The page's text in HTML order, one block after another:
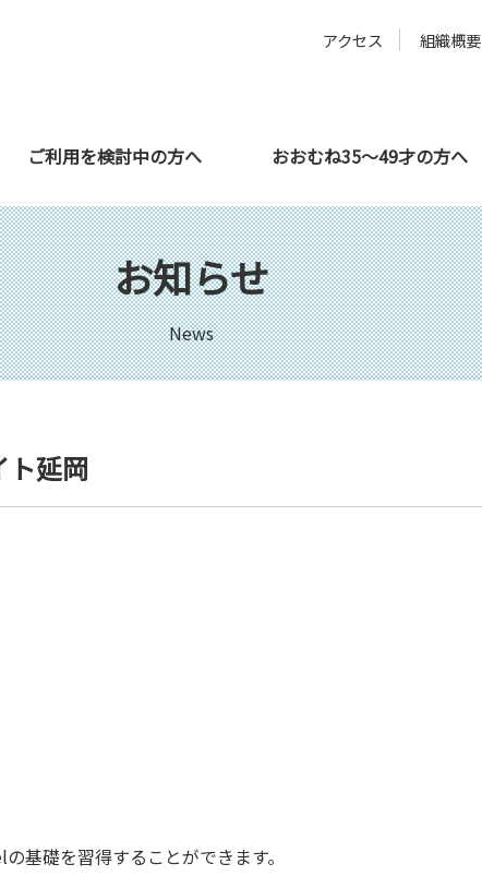
アクセス 組織概要
イト都城 サテライト延岡
ご利用を検討中の方へ
利用者さんの声
おおむね35～49才の方へ
育機関の方へ 企業の方へ
お知らせ
News
ト延岡
基礎を習得することができます。